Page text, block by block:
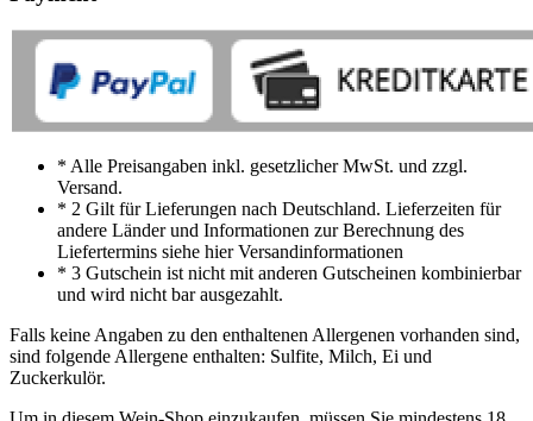
* Alle Preisangaben inkl. gesetzlicher MwSt. und zzgl.
Versand.
* 2 Gilt für Lieferungen nach Deutschland. Lieferzeiten für
andere Länder und Informationen zur Berechnung des
Liefertermins siehe hier Versandinformationen
* 3 Gutschein ist nicht mit anderen Gutscheinen kombinierbar
und wird nicht bar ausgezahlt.
Falls keine Angaben zu den enthaltenen Allergenen vorhanden sind,
sind folgende Allergene enthalten: Sulfite, Milch, Ei und
Zuckerkulör.